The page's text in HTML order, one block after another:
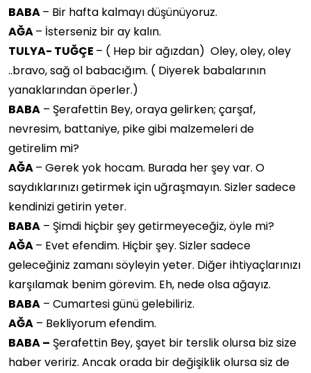
BABA– Bir hafta kalmayı düşünüyoruz.
AĞA– İsterseniz bir ay kalın.
TULYA- TUĞÇE – ( Hep bir ağızdan) Oley, oley, oley
..bravo, sağ ol babacığım. ( Diyerek babalarının
yanaklarından öperler.)
BABA – Şerafettin Bey, oraya gelirken; çarşaf,
nevresim, battaniye, pike gibi malzemeleri de
getirelim mi?
AĞA– Gerek yok hocam. Burada her şey var. O
saydıklarınızı getirmek için uğraşmayın. Sizler sadece
kendinizi getirin yeter.
BABA – Şimdi hiçbir şey getirmeyeceğiz, öyle mi?
AĞA– Evet efendim. Hiçbir şey. Sizler sadece
geleceğiniz zamanı söyleyin yeter. Diğer ihtiyaçlarınızı
karşılamak benim görevim. Eh, nede olsa ağayız.
BABA – Cumartesi günü gelebiliriz.
AĞA – Bekliyorum efendim.
BABA – Şerafettin Bey, şayet bir terslik olursa biz size
haber veririz. Ancak orada bir değişiklik olursa siz de